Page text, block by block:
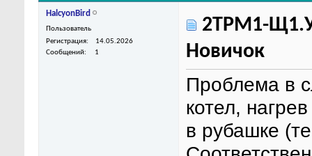
HalcyonBird
Пользователь
Регистрация
14.05.2026
Сообщений
1
2ТРМ1-
Новичок
Проблема в
котел,
в рубашке